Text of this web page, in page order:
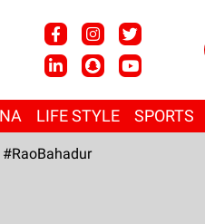
LIFE STYLE SPORTS
#RaoBahadur